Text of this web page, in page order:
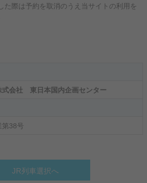
た際は予約を取消のうえ当サイトの利用を
式会社 東日本国内企画センター
第38号
JR列車選択へ